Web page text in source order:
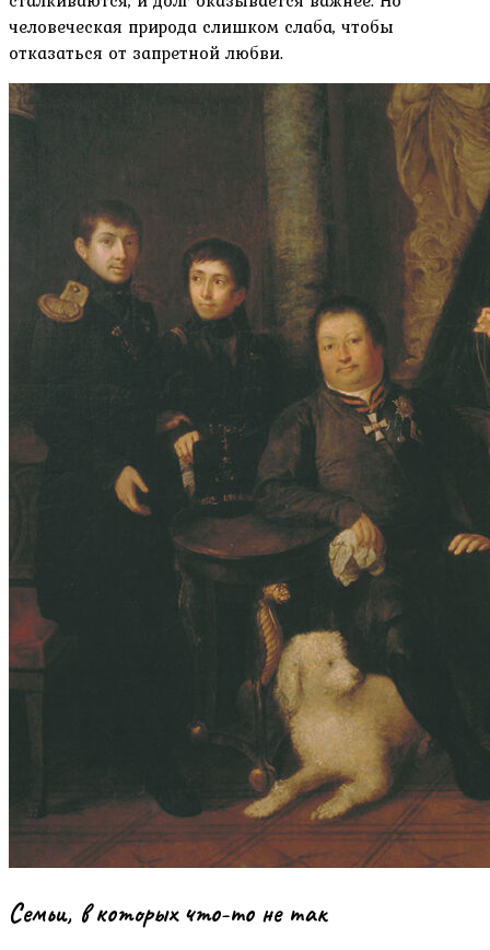
человеческая природа слишком слаба, чтобы
отказаться от запретной любви.
Семьи, в которых что-то не так